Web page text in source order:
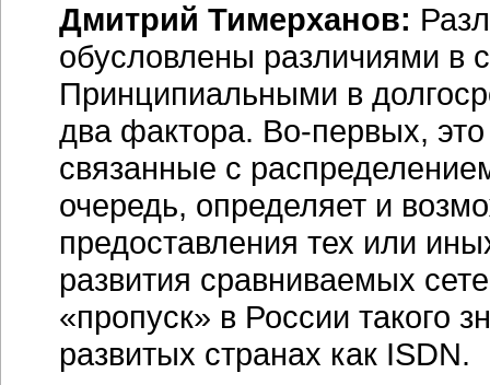
Дмитрий Тимерханов:
обусловлены различиями в
Принципиальными в
два фактора. Во-первых,
связанные с
очередь, определяет и
предоставления тех или
развития сравниваемых
«пропуск» в России такого
развитых странах как ISDN.